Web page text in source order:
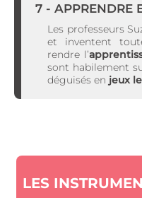
7 - APPRENDRE
Les professeurs
et inventent
rendre l’
sont habilement
déguisés en jeux
LES